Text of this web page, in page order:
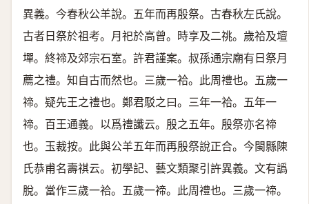
異義。今春秋公羊說。五年而再殷祭。古春秋左氏說。
古者日祭於祖考。月祀於高曾。時享及二祧。歲祫及壇
墠。終禘及郊宗石室。許君謹案。叔孫通宗廟有日祭月
薦之禮。知自古而然也。三歲一祫。此周禮也。五歲一
禘。疑先王之禮也。鄭君駁之曰。三年一祫。五年一
禘。百王通義。以爲禮讖云。殷之五年。殷祭亦名禘
也。玉裁按。此與公羊五年而再殷祭說正合。今閩縣陳
氏恭甫名壽祺云。初學記、藝文類聚引許異義。文有譌
脫。當作三歲一祫。五歲一禘。此周禮也。三歲一禘。